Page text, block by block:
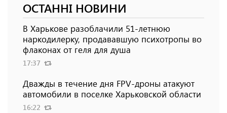
ОСТАННІ НОВИНИ
В Харькове разоблачили 51-летнюю
наркодилерку, продававшую психотропы во
флаконах от геля для душа
17:37
Дважды в течение дня FPV-дроны атакуют
автомобили в поселке Харьковской области
16:22